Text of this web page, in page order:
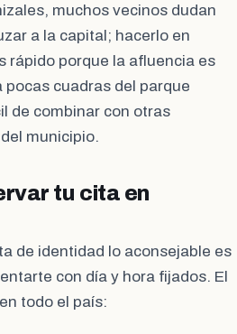
muchos vecinos dudan
a la capital; hacerlo en
rápido porque la afluencia es
pocas cuadras del parque
de combinar con otras
municipio.
tu cita en
de identidad lo aconsejable es
con día y hora fijados. El
todo el país: